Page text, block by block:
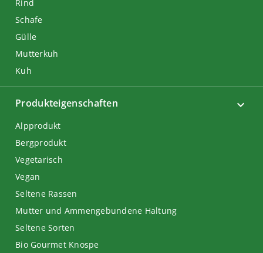
Rind
Schafe
Gülle
Mutterkuh
Kuh
Produkteigenschaften
Alpprodukt
Bergprodukt
Vegetarisch
Vegan
Seltene Rassen
Mutter und Ammengebundene Haltung
Seltene Sorten
Bio Gourmet Knospe